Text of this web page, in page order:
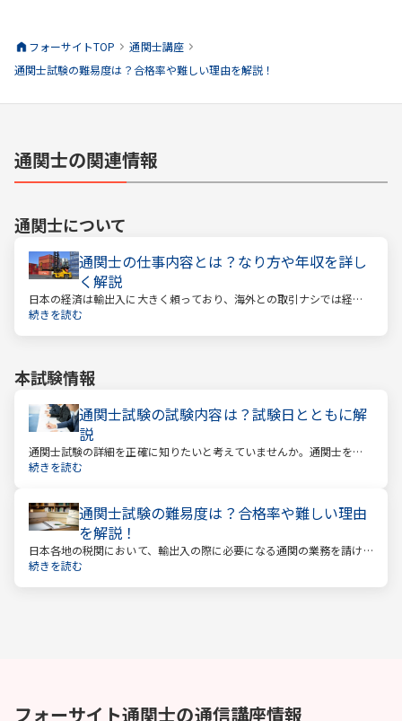
フォーサイトTOP 通関士講座
通関士試験の難易度は？合格率や難しい理由を解説！
通関士の関連情報
通関士について
通関士の仕事内容とは？なり方や年収を詳し
く解説
日本の経済は輸出入に大きく頼っており、海外との取引ナシでは経済
は回っていきません。そんな海外との取引で必ず必要になるのが「通
続きを読む
本試験情報
通関士試験の試験内容は？試験日とともに解
説
通関士試験の詳細を正確に知りたいと考えていませんか。通関士を目
指す場合は、まず試験内容や日程を知る必要があります。
続きを読む
通関士試験の難易度は？合格率や難しい理由
を解説！
日本各地の税関において、輸出入の際に必要になる通関の業務を請け
負っているのが通関士です。日本は貿易で成り立つ国ですので、今後
続きを読む
フォーサイト通関士の通信講座情報